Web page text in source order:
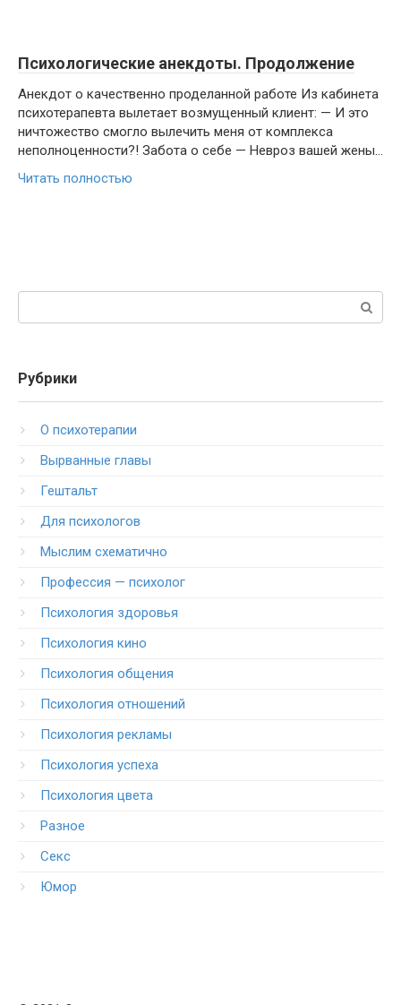
Психологические анекдоты. Продолжение
Анекдот о качественно проделанной работе Из кабинета
психотерапевта вылетает возмущенный клиент: — И это
ничтожество смогло вылечить меня от комплекса
неполноценности?! Забота о себе — Невроз вашей жены...
Читать полностью
Рубрики
O психотерапии
Вырванные главы
Гештальт
Для психологов
Мыслим схематично
Профессия — психолог
Психология здоровья
Психология кино
Психология общения
Психология отношений
Психология рекламы
Психология успеха
Психология цвета
Разное
Секс
Юмор